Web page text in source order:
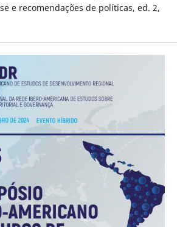
e recomendações de políticas, ed. 2,